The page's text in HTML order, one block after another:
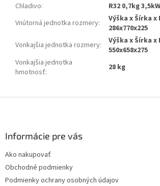
Chladivo:
R32 0,7kg 3,5kW
Vnútorná jednotka rozmery:
Výška x Šírka x
286x770x225
Vonkajšia jednotka rozmery:
Výška x Šírka x
550x658x275
Vonkajšia jednotka
hmotnosť: 28 kg
Informácie pre vás
Ako nakupovať
Obchodné podmienky
Podmienky ochrany osobných údajov